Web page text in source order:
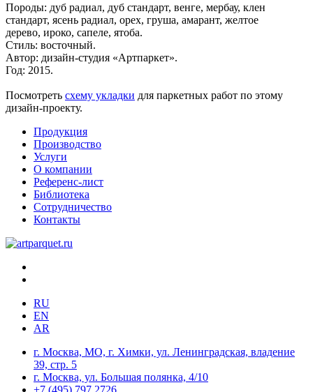
Породы: дуб радиал, дуб стандарт, венге, мербау, клен
стандарт, ясень радиал, орех, груша, амарант, желтое
дерево, ироко, сапеле, ятоба.
Стиль: восточный.
Автор: дизайн-студия «Артпаркет».
Год: 2015.
Посмотреть схему укладки для паркетных работ по этому
дизайн-проекту.
Продукция
Производство
Услуги
О компании
Референс-лист
Библиотека
Сотрудничество
Контакты
RU
EN
AR
г. Москва, МО, г. Химки, ул. Ленинградская, владение
39, стр. 5
г. Москва, ул. Большая полянка, 4/10
+7 (495) 797 2726